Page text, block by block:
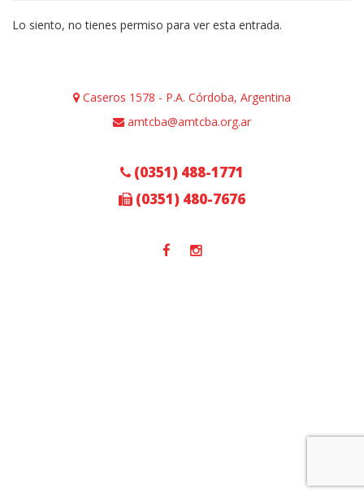
Lo siento, no tienes permiso para ver esta entrada.
Caseros 1578 - P.A. Córdoba, Argentina
amtcba@amtcba.org.ar
(0351) 488-1771
(0351) 480-7676